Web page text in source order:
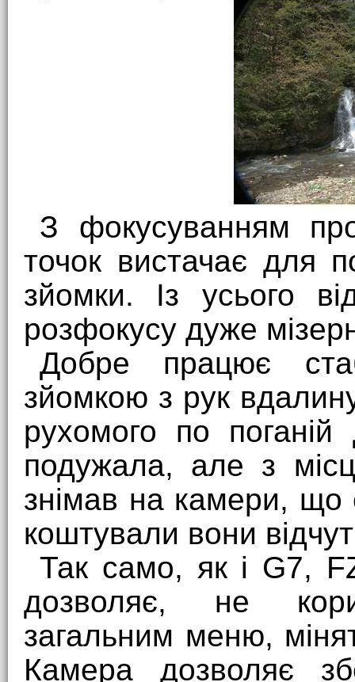
З фокусуванням
точок вистачає для
зйомки. Із усього
розфокусу дуже
Добре працює
зйомкою з рук
рухомого по
подужала, але з
знімав на камери, що
коштували вони
Так само, як і G7,
дозволяє, не
загальним меню,
Камера дозволяє